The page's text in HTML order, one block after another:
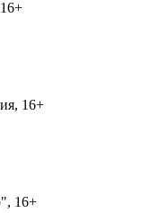
16+
16+